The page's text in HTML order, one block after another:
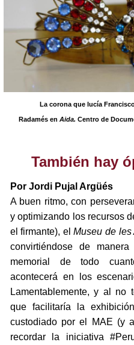
La corona que lucía
Radamés en Aida. Centro de
También hay
Por Jordi Pujal Argüés
A buen ritmo, con
y optimizando los recursos
el firmante), elMuseu de les
convirtiéndose de
memorial de todo
acontecerá en los
Lamentablemente, y al no
que facilitaría la
custodiado por el MAE (y
recordar la iniciativa